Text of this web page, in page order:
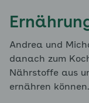
Andrea und
danach zum
Nährstoffe aus
ernähren können.